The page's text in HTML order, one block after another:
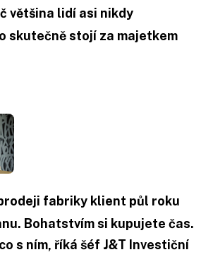
většina lidí asi nikdy
skutečně stojí za majetkem
fabriky klient půl roku
Bohatstvím si kupujete čas.
s ním, říká šéf J&T Investiční